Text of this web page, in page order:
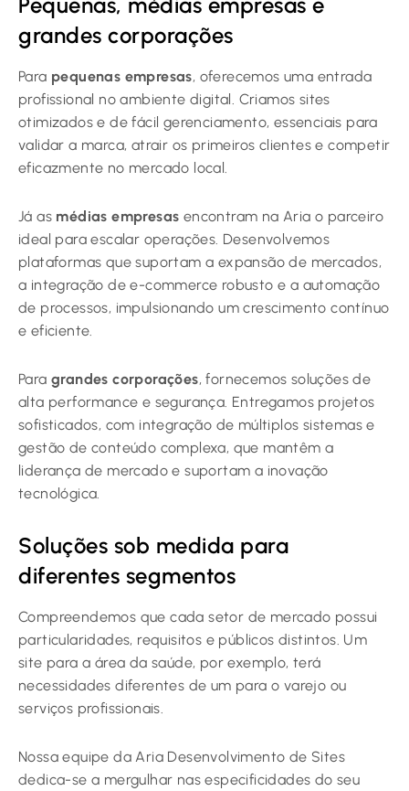
Pequenas, médias empresas e
grandes corporações
Para pequenas empresas, oferecemos uma entrada
profissional no ambiente digital. Criamos sites
otimizados e de fácil gerenciamento, essenciais para
validar a marca, atrair os primeiros clientes e competir
eficazmente no mercado local.
Já as médias empresas encontram na Aria o parceiro
ideal para escalar operações. Desenvolvemos
plataformas que suportam a expansão de mercados,
a integração de e-commerce robusto e a automação
de processos, impulsionando um crescimento contínuo
e eficiente.
Para grandes corporações, fornecemos soluções de
alta performance e segurança. Entregamos projetos
sofisticados, com integração de múltiplos sistemas e
gestão de conteúdo complexa, que mantêm a
liderança de mercado e suportam a inovação
tecnológica.
Soluções sob medida para
diferentes segmentos
Compreendemos que cada setor de mercado possui
particularidades, requisitos e públicos distintos. Um
site para a área da saúde, por exemplo, terá
necessidades diferentes de um para o varejo ou
serviços profissionais.
Nossa equipe da Aria Desenvolvimento de Sites
dedica-se a mergulhar nas especificidades do seu